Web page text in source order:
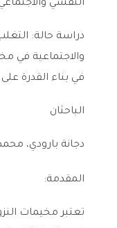
النفسي
دراسة حالة:
والاجتماعية في
في بناء القدرة
الباحثان
دجانة بارودي،
المقدمة:
تعتبر مخيمات